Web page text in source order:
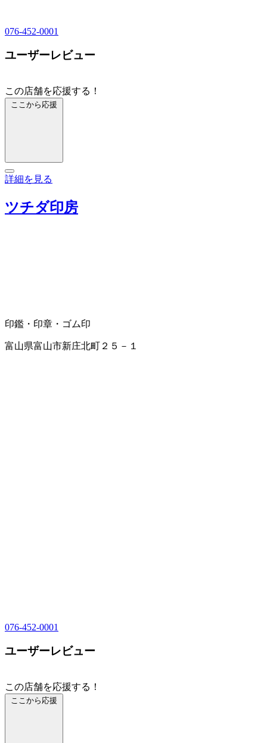
076-452-0001
ユーザーレビュー
この店舗を応援する！
ここから応援
詳細を見る
ツチダ印房
印鑑・印章・ゴム印
富山県富山市新庄北町２５－１
076-452-0001
ユーザーレビュー
この店舗を応援する！
ここから応援